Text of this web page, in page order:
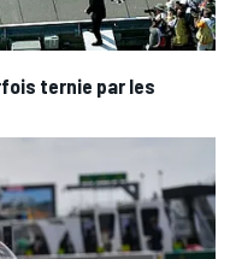
ternie par les